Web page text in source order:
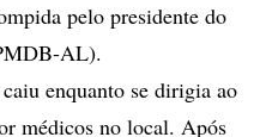
pelo presidente do
AL).
enquanto se dirigia ao
médicos no local. Após